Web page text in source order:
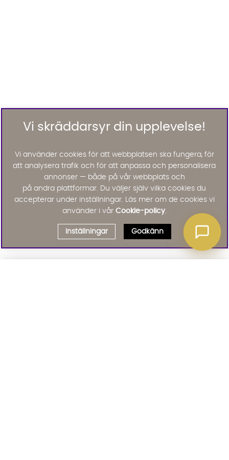
Vi skräddarsyr din upplevelse!
Vi använder cookies för att webbplatsen ska fungera, för
att analysera trafik och för att anpassa och personalisera
annonser — både på vår webbplats och
på andra plattformar. Du väljer själv vilka cookies du
accepterar under inställningar. Läs mer om de cookies vi
använder i vår Cookie-policy.
Inställningar Godkänn